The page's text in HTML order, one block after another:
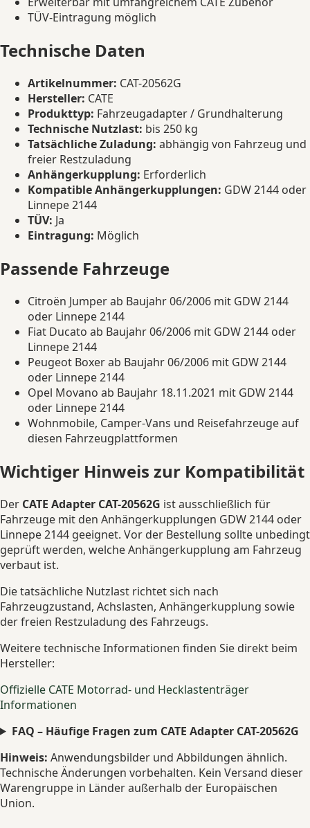
TÜV-Eintragung möglich
Technische Daten
Artikelnummer: CAT-20562G
Hersteller: CATE
Produkttyp: Fahrzeugadapter / Grundhalterung
Technische Nutzlast: bis 250 kg
Tatsächliche Zuladung: abhängig von Fahrzeug und
freier Restzuladung
Anhängerkupplung: Erforderlich
Kompatible Anhängerkupplungen: GDW 2144 oder
Linnepe 2144
TÜV: Ja
Eintragung: Möglich
Passende Fahrzeuge
Citroën Jumper ab Baujahr 06/2006 mit GDW 2144
oder Linnepe 2144
Fiat Ducato ab Baujahr 06/2006 mit GDW 2144 oder
Linnepe 2144
Peugeot Boxer ab Baujahr 06/2006 mit GDW 2144
oder Linnepe 2144
Opel Movano ab Baujahr 18.11.2021 mit GDW 2144
oder Linnepe 2144
Wohnmobile, Camper-Vans und Reisefahrzeuge auf
diesen Fahrzeugplattformen
Wichtiger Hinweis zur Kompatibilität
Der CATE Adapter CAT-20562G ist ausschließlich für
Fahrzeuge mit den Anhängerkupplungen GDW 2144 oder
Linnepe 2144 geeignet. Vor der Bestellung sollte unbedingt
geprüft werden, welche Anhängerkupplung am Fahrzeug
verbaut ist.
Die tatsächliche Nutzlast richtet sich nach
Fahrzeugzustand, Achslasten, Anhängerkupplung sowie
der freien Restzuladung des Fahrzeugs.
Weitere technische Informationen finden Sie direkt beim
Hersteller:
Offizielle CATE Motorrad- und Hecklastenträger
Informationen
FAQ – Häufige Fragen zum CATE Adapter CAT-20562G
Hinweis: Anwendungsbilder und Abbildungen ähnlich.
Technische Änderungen vorbehalten. Kein Versand dieser
Warengruppe in Länder außerhalb der Europäischen
Union.